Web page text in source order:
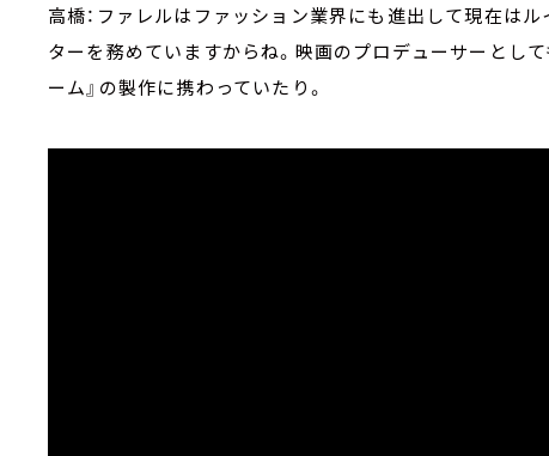
高橋：ファレルはファッション業界にも進出して現在は
ターを務めていますからね。映画のプロデューサーとし
ーム』の製作に携わっていたり。